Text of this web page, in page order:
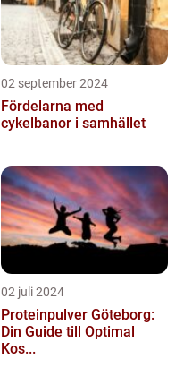
02 september 2024
Fördelarna med
cykelbanor i samhället
02 juli 2024
Proteinpulver Göteborg:
Din Guide till Optimal
Kos...